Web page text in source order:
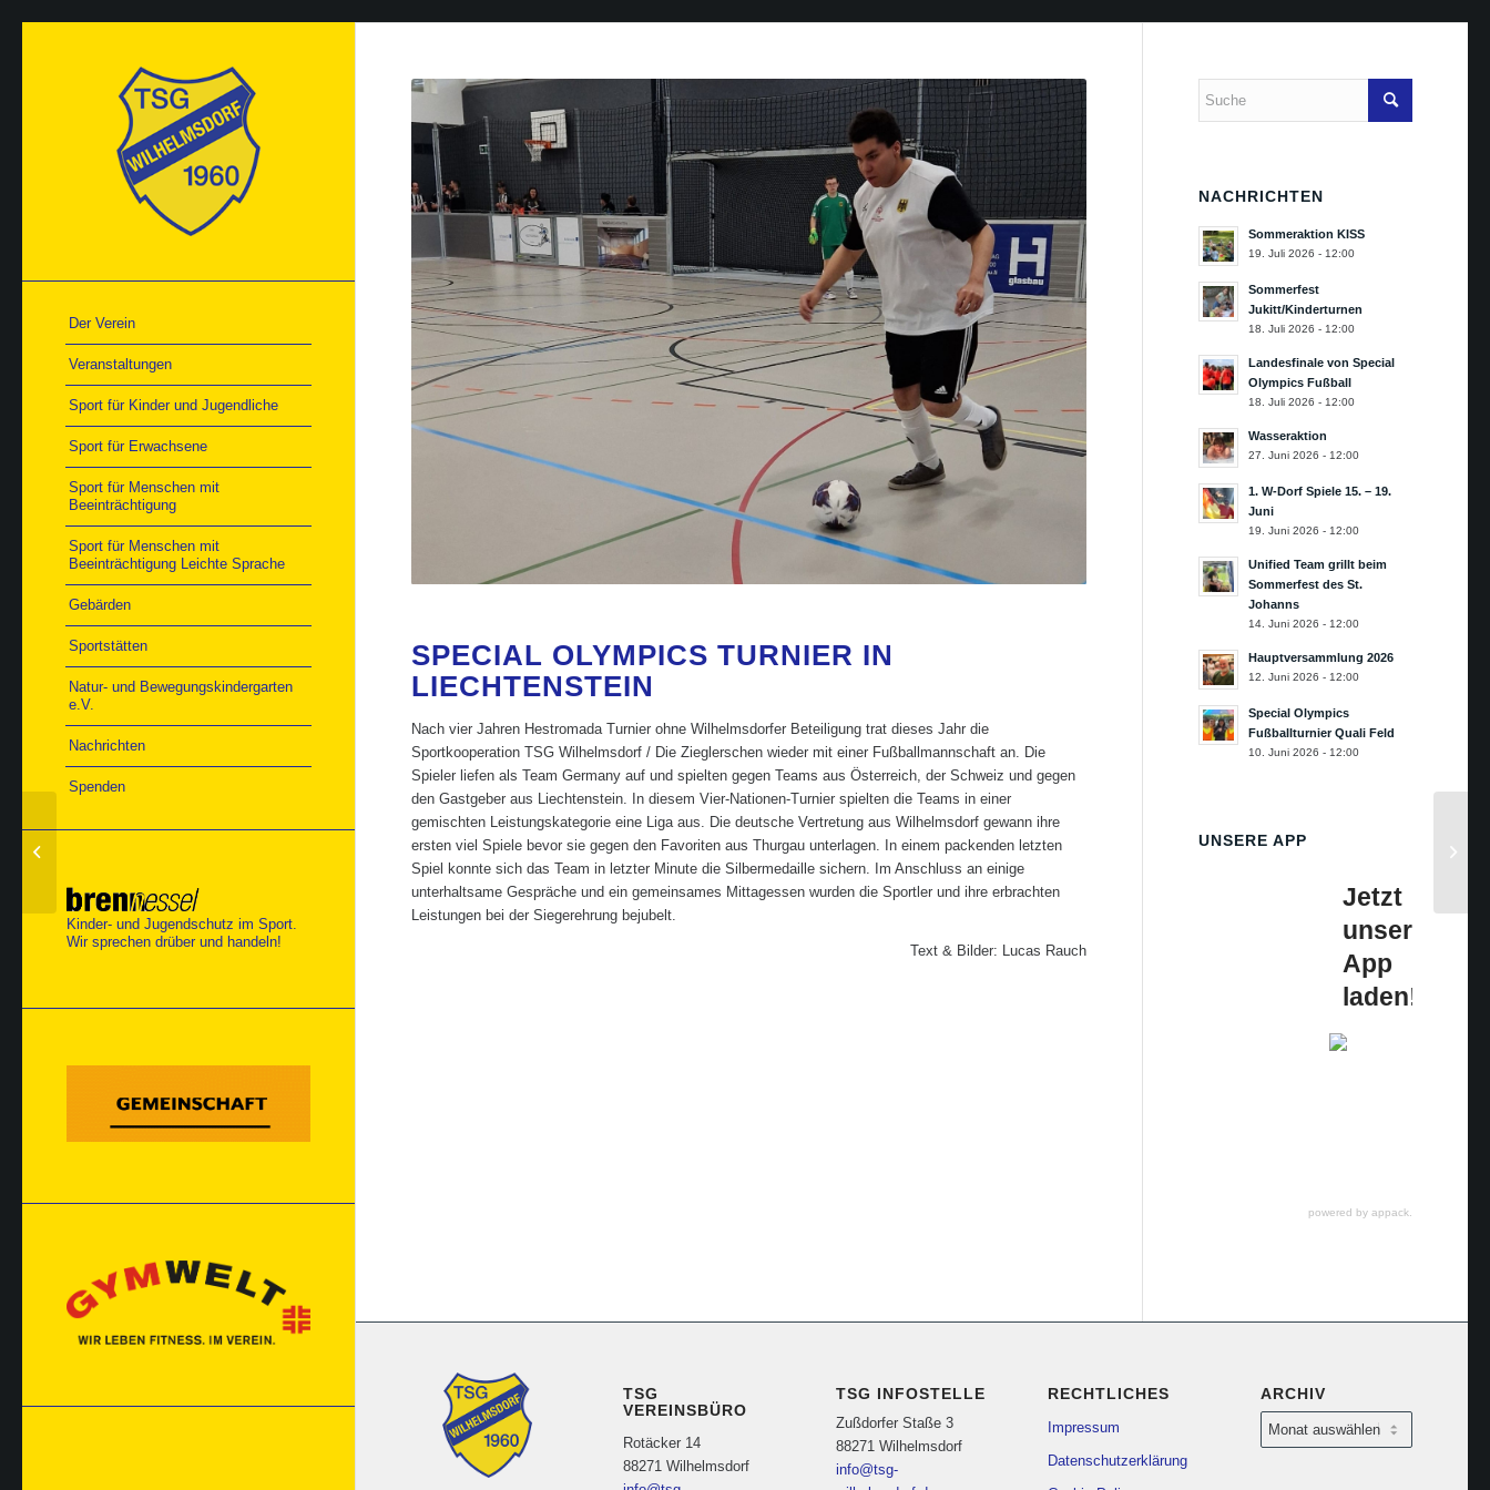
Der Verein
Veranstaltungen
Sport für Kinder und Jugendliche
Sport für Erwachsene
Sport für Menschen mit
Beeinträchtigung
Sport für Menschen mit
Beeinträchtigung Leichte Sprache
Gebärden
Sportstätten
Natur- und Bewegungskindergarten
e.V.
Nachrichten
Spenden
Kinder- und Jugendschutz im Sport.
Wir sprechen drüber und handeln!
SPECIAL OLYMPICS TURNIER IN
LIECHTENSTEIN
Nach vier Jahren Hestromada Turnier ohne Wilhelmsdorfer Beteiligung trat dieses Jahr die
Sportkooperation TSG Wilhelmsdorf / Die Zieglerschen wieder mit einer Fußballmannschaft an. Die
Spieler liefen als Team Germany auf und spielten gegen Teams aus Österreich, der Schweiz und gegen
den Gastgeber aus Liechtenstein. In diesem Vier-Nationen-Turnier spielten die Teams in einer
gemischten Leistungskategorie eine Liga aus. Die deutsche Vertretung aus Wilhelmsdorf gewann ihre
ersten viel Spiele bevor sie gegen den Favoriten aus Thurgau unterlagen. In einem packenden letzten
Spiel konnte sich das Team in letzter Minute die Silbermedaille sichern. Im Anschluss an einige
unterhaltsame Gespräche und ein gemeinsames Mittagessen wurden die Sportler und ihre erbrachten
Leistungen bei der Siegerehrung bejubelt.
Text & Bilder: Lucas Rauch
NACHRICHTEN
Sommeraktion KISS
19. Juli 2026 - 12:00
Sommerfest
Jukitt/Kinderturnen
18. Juli 2026 - 12:00
Landesfinale von Special
Olympics Fußball
18. Juli 2026 - 12:00
Wasseraktion
27. Juni 2026 - 12:00
1. W-Dorf Spiele 15. – 19.
Juni
19. Juni 2026 - 12:00
Unified Team grillt beim
Sommerfest des St.
Johanns
14. Juni 2026 - 12:00
Hauptversammlung 2026
12. Juni 2026 - 12:00
Special Olympics
Fußballturnier Quali Feld
10. Juni 2026 - 12:00
UNSERE APP
Jetzt
unsere
App
laden!
powered by appack.de
TSG
VEREINSBÜRO
Rotäcker 14
88271 Wilhelmsdorf
TSG INFOSTELLE
Zußdorfer Staße 3
88271 Wilhelmsdorf
info@tsg-
RECHTLICHES
Impressum
Datenschutzerklärung
ARCHIV